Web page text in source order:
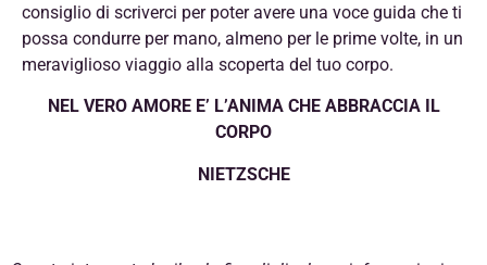
consiglio di scriverci per poter avere una voce guida che ti
possa condurre per mano, almeno per le prime volte, in un
meraviglioso viaggio alla scoperta del tuo corpo.
NEL VERO AMORE E’ L’ANIMA CHE ABBRACCIA IL
CORPO
NIETZSCHE